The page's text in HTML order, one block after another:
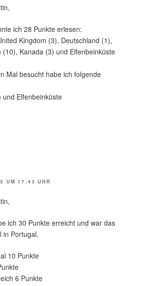
ich 28 Punkte erlesen:
Kingdom (3), Deutschland (1),
(10), Kanada (3) und Elfenbeinküste
Mal besucht habe ich folgende
und Elfenbeinküste
UM 17:43 UHR
ich 30 Punkte erreicht und war das
in Portugal.
10 Punkte
6 Punkte